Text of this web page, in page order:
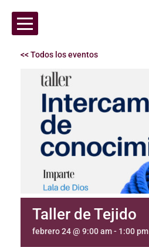
<< Todos los eventos
Taller de Tejido
febrero 24 @ 9:00 am- 1:00 pm